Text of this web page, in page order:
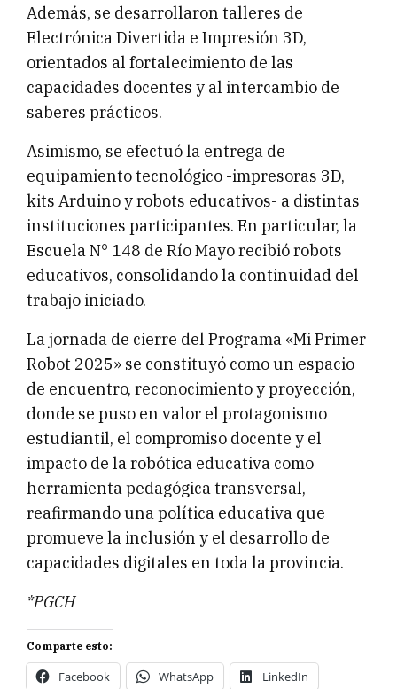
Además, se desarrollaron talleres de
Electrónica Divertida e Impresión 3D,
orientados al fortalecimiento de las
capacidades docentes y al intercambio de
saberes prácticos.
Asimismo, se efectuó la entrega de
equipamiento tecnológico -impresoras 3D,
kits Arduino y robots educativos- a distintas
instituciones participantes. En particular, la
Escuela N° 148 de Río Mayo recibió robots
educativos, consolidando la continuidad del
trabajo iniciado.
La jornada de cierre del Programa «Mi Primer
Robot 2025» se constituyó como un espacio
de encuentro, reconocimiento y proyección,
donde se puso en valor el protagonismo
estudiantil, el compromiso docente y el
impacto de la robótica educativa como
herramienta pedagógica transversal,
reafirmando una política educativa que
promueve la inclusión y el desarrollo de
capacidades digitales en toda la provincia.
*PGCH
Comparte esto:
Facebook WhatsApp LinkedIn